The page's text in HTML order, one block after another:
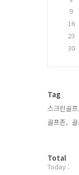
9
16
23
30
Tag
스크린골프,
골프존,
방
문
Total
Today :